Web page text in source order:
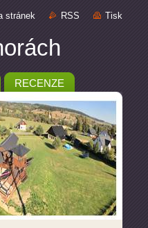
stránek RSS Tisk
RECENZE